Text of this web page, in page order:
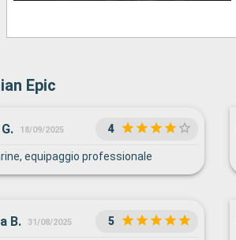
Epic
18/09/2025 4
equipaggio professionale
B. 31/08/2025 5